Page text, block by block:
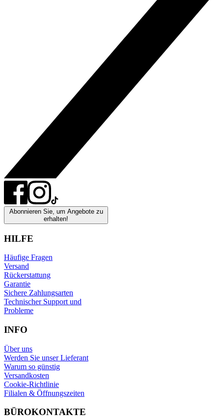
Abonnieren Sie, um Angebote zu
erhalten!
HILFE
Häufige Fragen
Versand
Rückerstattung
Garantie
Sichere Zahlungsarten
Technischer Support und
Probleme
INFO
Über uns
Werden Sie unser Lieferant
Warum so günstig
Versandkosten
Cookie-Richtlinie
Filialen & Öffnungszeiten
BÜROKONTAKTE